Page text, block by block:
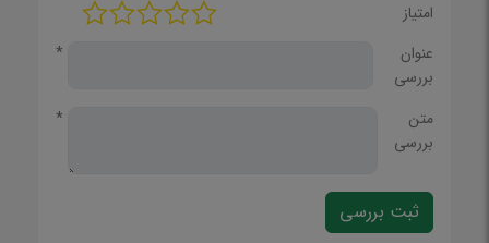
امتیاز
عنوان
بررسی
*
متن
بررسی
*